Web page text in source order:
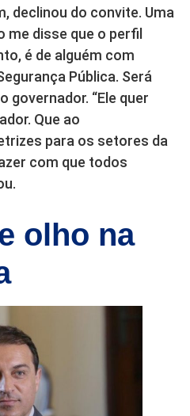
declinou do convite. Uma
me disse que o perfil
é de alguém com
Pública. Será
governador. “Ele quer
Que ao
para os setores da
com que todos
olho na